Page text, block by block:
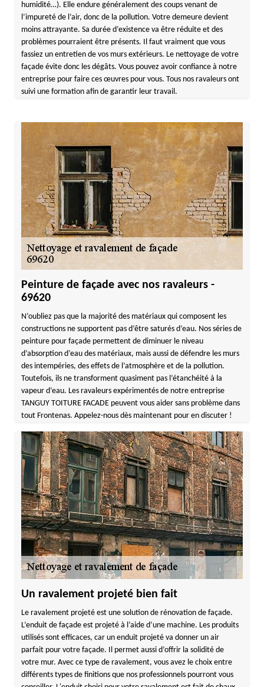
humidité…). Elle endure généralement des coups venant de
l’impureté de l’air, donc de la pollution. Votre demeure devient
moins attrayante. Sa durée d’existence va être réduite et des
problèmes pourraient être présents. Il faut vraiment que vous
fassiez un entretien de vos murs extérieurs. Le nettoyage de votre
façade évite donc les dégâts. Vous pouvez avoir confiance à notre
entreprise pour faire ces œuvres pour vous. Tous nos ravaleurs ont
suivi une formation afin de garantir leur travail.
Peinture de façade avec nos ravaleurs -
69620
N’oubliez pas que la majorité des matériaux qui composent les
constructions ne supportent pas d’être saturés d’eau. Nos séries de
peinture pour façade permettent de diminuer le niveau
d’absorption d’eau des matériaux, mais aussi de défendre les murs
des intempéries, des effets de l’atmosphère et de la pollution.
Toutefois, ils ne transforment quasiment pas l’étanchéité à la
vapeur d’eau. Les ravaleurs expérimentés de notre entreprise
TANGUY TOITURE FACADE peuvent vous aider sans problème dans
tout Frontenas. Appelez-nous dès maintenant pour en discuter !
Un ravalement projeté bien fait
Le ravalement projeté est une solution de rénovation de façade.
L’enduit de façade est projeté à l’aide d’une machine. Les produits
utilisés sont efficaces, car un enduit projeté va donner un air
parfait pour votre façade. Il permet aussi d’offrir la solidité de
votre mur. Avec ce type de ravalement, vous avez le choix entre
différents types de finitions que nos professionnels pourront vous